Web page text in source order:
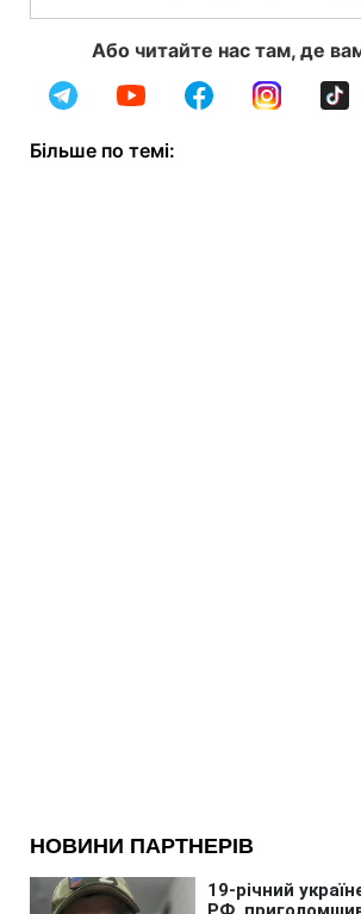
Або читайте нас там, де
Більше по темі: